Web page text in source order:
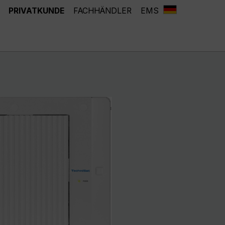
PRIVATKUNDE FACHHÄNDLER EMS